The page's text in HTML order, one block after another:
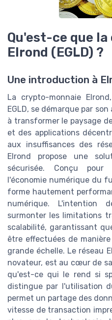
Qu'est-ce que
Elrond (EGLD) ?
Une introduction à
La crypto-monnaie
EGLD, se démarque par
à transformer le paysage
et des applications
aux insuffisances des
Elrond propose une
sécurisée. Conçu
l'économie numérique du
forme hautement
numérique. L'intention
surmonter les limitations
scalabilité, garantissant
être effectuées de
grande échelle. Le réseau
novateur, est au cœur de
qu'est-ce qui le rend si
distingue par l'utilisation
permet un partage des
vitesse de transaction